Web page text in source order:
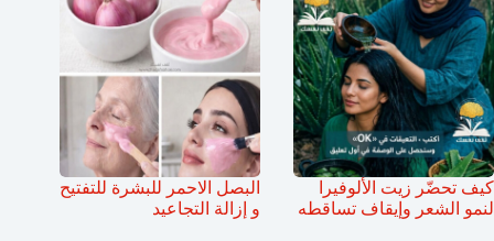
كيف تحضّر زيت الألوفيرا
لنمو الشعر وإيقاف تساقطه
البصل الاحمر للبشرة للتفتيح
و إزالة التجاعيد